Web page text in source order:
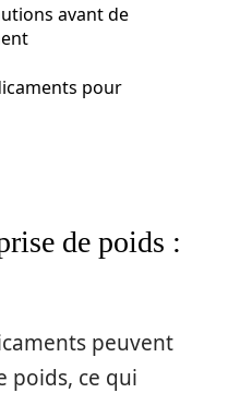
avant de
pour
de poids :
peuvent
poids, ce qui